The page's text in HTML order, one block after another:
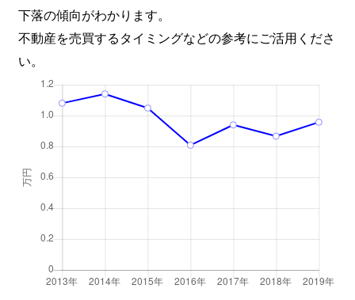
下落の傾向がわかります。
不動産を売買するタイミングなどの参考にご活用くださ
い。